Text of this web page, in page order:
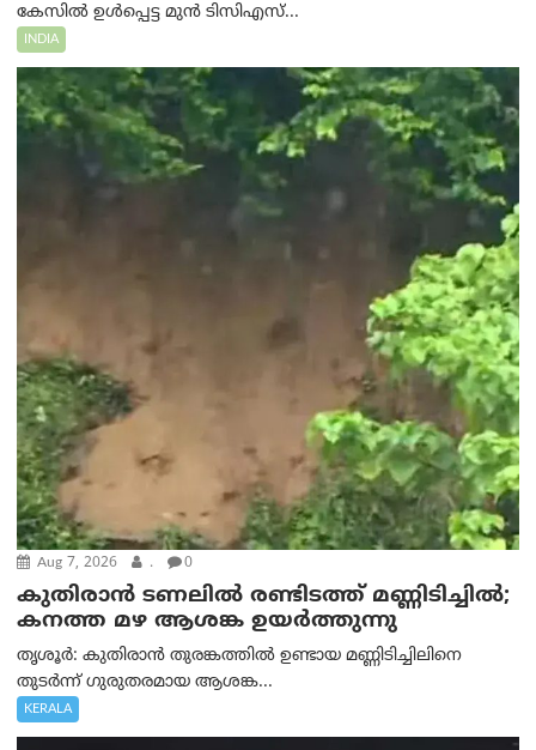
കേസിൽ ഉൾപ്പെട്ട മുൻ ടിസിഎസ്...
INDIA
Aug 7, 2026 . 0
കുതിരാൻ ടണലിൽ രണ്ടിടത്ത് മണ്ണിടിച്ചിൽ;
കനത്ത മഴ ആശങ്ക ഉയർത്തുന്നു
തൃശൂർ: കുതിരാൻ തുരങ്കത്തിൽ ഉണ്ടായ മണ്ണിടിച്ചിലിനെ
തുടർന്ന് ഗുരുതരമായ ആശങ്ക...
KERALA